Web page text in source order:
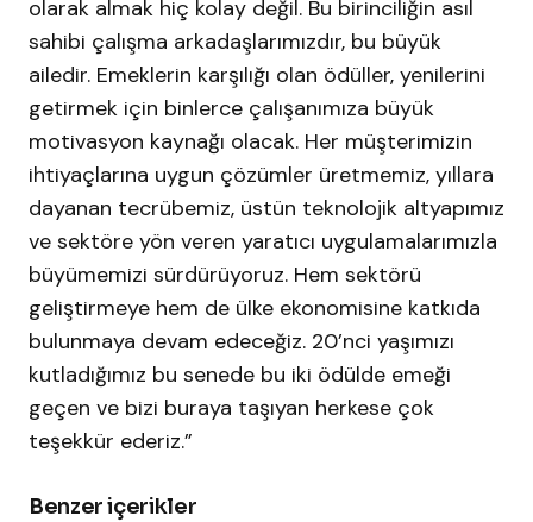
olarak almak hiç kolay değil. Bu birinciliğin asıl
sahibi çalışma arkadaşlarımızdır, bu büyük
ailedir. Emeklerin karşılığı olan ödüller, yenilerini
getirmek için binlerce çalışanımıza büyük
motivasyon kaynağı olacak. Her müşterimizin
ihtiyaçlarına uygun çözümler üretmemiz, yıllara
dayanan tecrübemiz, üstün teknolojik altyapımız
ve sektöre yön veren yaratıcı uygulamalarımızla
büyümemizi sürdürüyoruz. Hem sektörü
geliştirmeye hem de ülke ekonomisine katkıda
bulunmaya devam edeceğiz. 20’nci yaşımızı
kutladığımız bu senede bu iki ödülde emeği
geçen ve bizi buraya taşıyan herkese çok
teşekkür ederiz.”
Benzer içerikler